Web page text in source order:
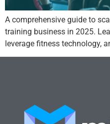
A comprehensive guide to
training business in 2025.
leverage fitness technology,